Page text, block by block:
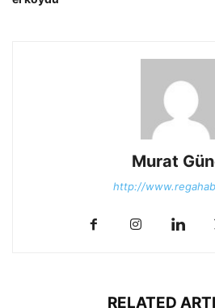
Murat
http://
RELATED